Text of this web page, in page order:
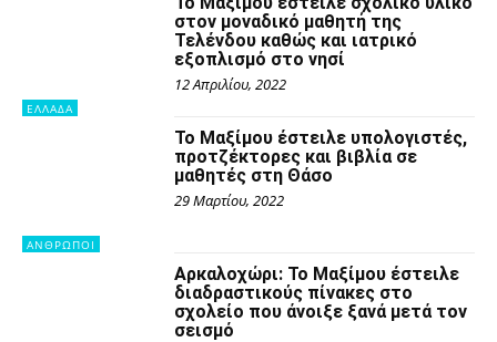
ΕΛΛΑΔΑ
στον μοναδικό μαθητή της
Τελένδου καθώς και ιατρικό
εξοπλισμό στο νησί
12 Απριλίου, 2022
ΑΝΘΡΩΠΟΙ
Το Μαξίμου έστειλε υπολογιστές,
προτζέκτορες και βιβλία σε
μαθητές στη Θάσο
29 Μαρτίου, 2022
Αρκαλοχώρι: Το Μαξίμου έστειλε
διαδραστικούς πίνακες στο
σχολείο που άνοιξε ξανά μετά τον
σεισμό